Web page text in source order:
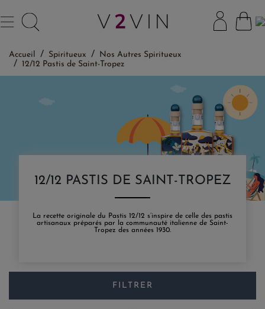
Accueil Spiritueux
Nos Autres Spiritueux
12/12 Pastis de Saint-Tropez
12/12 PASTIS DE SAINT-TROPEZ
La recette originale du Pastis 12/12 s’inspire de celle des pastis
artisanaux préparés par la communauté italienne de Saint-
Tropez des années 1930.
FILTRER